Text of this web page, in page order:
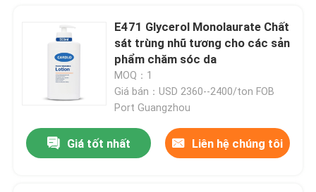
E471 Glycerol Monolaurate Chất
sát trùng nhũ tương cho các sản
phẩm chăm sóc da
MOQ：1
Giá bán：USD 2360--2400/ton FOB
Port Guangzhou
Giá tốt nhất Liên hệ chúng tôi